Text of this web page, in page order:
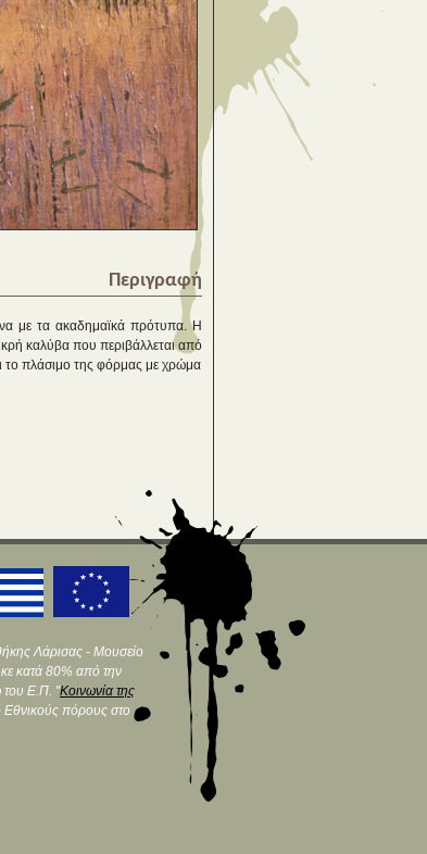
Περιγραφή
με τα ακαδημαϊκά πρότυπα. Η
καλύβα που περιβάλλεται από
το πλάσιμο της φόρμας με χρώμα
Λάρισας - Μουσείο
κατά 80% από την
Ε.Π. "Κοινωνία της
Εθνικούς πόρους στο